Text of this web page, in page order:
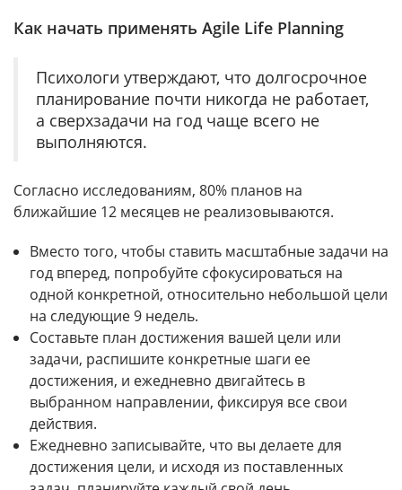
Как начать применять Agile Life Planning
Психологи утверждают, что долгосрочное
планирование почти никогда не работает,
а сверхзадачи на год чаще всего не
выполняются.
Согласно исследованиям, 80% планов на
ближайшие 12 месяцев не реализовываются.
Вместо того, чтобы ставить масштабные задачи на
год вперед, попробуйте сфокусироваться на
одной конкретной, относительно небольшой цели
на следующие 9 недель.
Составьте план достижения вашей цели или
задачи, распишите конкретные шаги ее
достижения, и ежедневно двигайтесь в
выбранном направлении, фиксируя все свои
действия.
Ежедневно записывайте, что вы делаете для
достижения цели, и исходя из поставленных